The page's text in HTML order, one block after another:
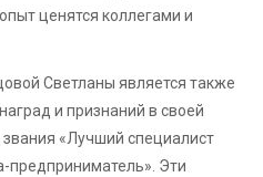
ценятся коллегами и
Светланы является также
и признаний в своей
«Лучший специалист
Эти